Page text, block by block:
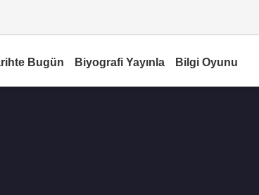
Bugün Biyografi Yayınla Bilgi Oyunu